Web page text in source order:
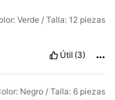
Verde / Talla: 12 piezas
Útil (3)
Negro / Talla: 6 piezas